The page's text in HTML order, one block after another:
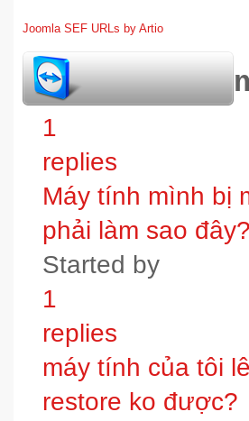
Joomla SEF URLs by Artio
hỏi đáp bảo trì
1
replies
Máy tính mình bị
phải làm sao đây?
Started by
1
replies
máy tính của tôi
restore ko được?